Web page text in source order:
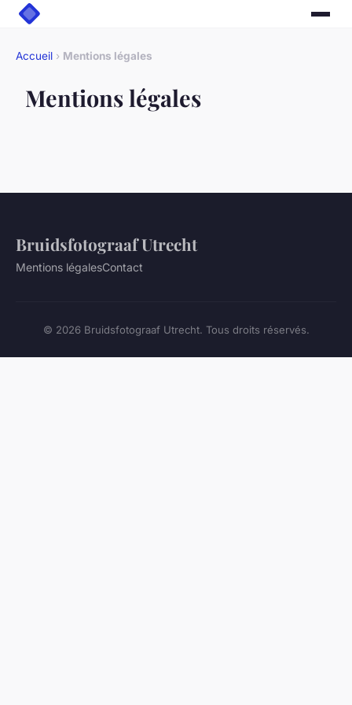
Accueil › Mentions légales
Mentions légales
Bruidsfotograaf Utrecht
Mentions légalesContact
© 2026 Bruidsfotograaf Utrecht. Tous droits réservés.